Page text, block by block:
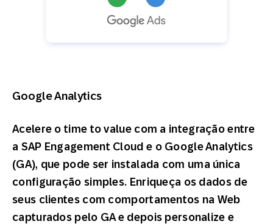
Google Analytics
Acelere o time to value com a integração entre
a SAP Engagement Cloud e o Google Analytics
(GA), que pode ser instalada com uma única
configuração simples. Enriqueça os dados de
seus clientes com comportamentos na Web
capturados pelo GA e depois personalize e